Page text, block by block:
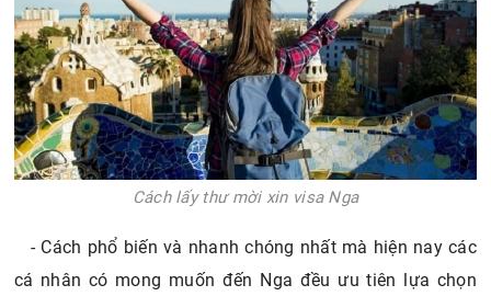
Cách lấy thư mời xin visa Nga
- Cách phổ biến và nhanh chóng nhất mà hiện nay các
cá nhân có mong muốn đến Nga đều ưu tiên lựa chọn